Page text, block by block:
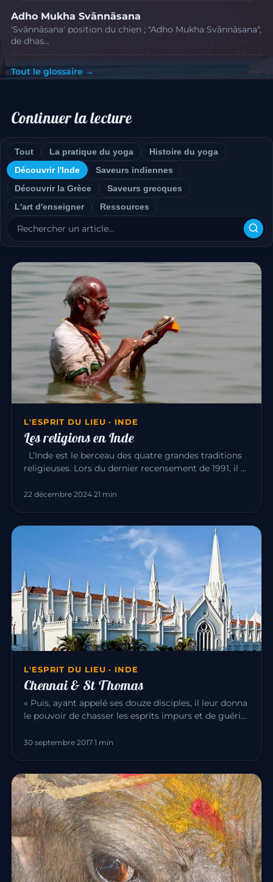
Adho Mukha Svānnāsana
'Svānnāsana' position du chien ; "Adho Mukha Svānnāsana",
de dhas…
Tout le glossaire →
Continuer la lecture
Tout La pratique du yoga
Histoire du yoga
Découvrir l'Inde
Saveurs indiennes
Découvrir la Grèce
Saveurs grecques
L'art d'enseigner
Ressources
L'ESPRIT DU LIEU · INDE
Les religions en Inde
L’Inde est le berceau des quatre grandes traditions
religieuses. Lors du dernier recensement de 1991, il y
22 décembre 2024·21 min
L'ESPRIT DU LIEU · INDE
Chennai & St Thomas
« Puis, ayant appelé ses douze disciples, il leur donna
le pouvoir de chasser les esprits impurs et de guérir
30 septembre 2017·1 min